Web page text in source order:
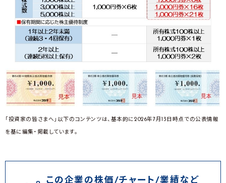
「投資家の皆さまへ」以下のコンテンツは、基本的に2026年7月13日時点での公表情報
を基に編集・掲載しています。
この企業の株価/チャート/業績など